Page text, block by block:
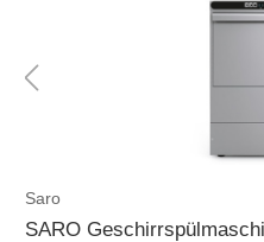
Saro
SARO